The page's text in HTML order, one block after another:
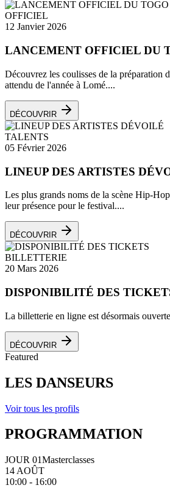
OFFICIEL
12 Janvier 2026
LANCEMENT OFFICIEL DU
Découvrez les coulisses de la préparation
attendu de l'année à Lomé....
DÉCOUVRIR
TALENTS
05 Février 2026
LINEUP DES ARTISTES
Les plus grands noms de la scène Hip-
leur présence pour le festival....
DÉCOUVRIR
BILLETTERIE
20 Mars 2026
DISPONIBILITÉ DES
La billetterie en ligne est désormais
DÉCOUVRIR
Featured
LES DANSEURS
Voir tous les profils
PROGRAMMATION
JOUR 01Masterclasses
14 AOÛT
10:00 - 16:00